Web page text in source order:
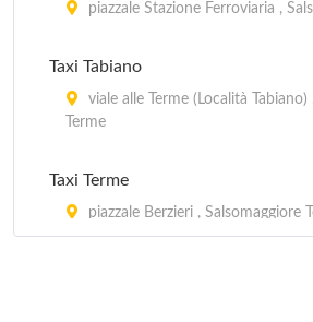
piazzale Stazione Ferroviaria ,
Taxi Tabiano
viale alle Terme (Località Tabiano)
Terme
Taxi Terme
piazzale Berzieri , Salsomaggiore